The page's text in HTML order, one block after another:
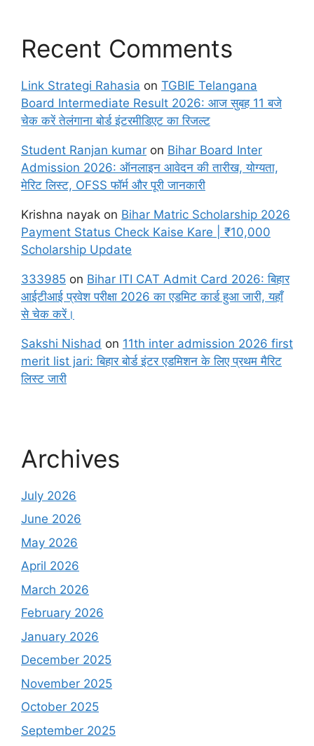
Recent Comments
Link Strategi Rahasia on TGBIE Telangana
Board Intermediate Result 2026: आज सुबह 11 बजे
चेक करें तेलंगाना बोर्ड इंटरमीडिएट का रिजल्ट
Student Ranjan kumar on Bihar Board Inter
Admission 2026: ऑनलाइन आवेदन की तारीख, योग्यता,
मेरिट लिस्ट, OFSS फॉर्म और पूरी जानकारी
Krishna nayak on Bihar Matric Scholarship 2026
Payment Status Check Kaise Kare | ₹10,000
Scholarship Update
333985 on Bihar ITI CAT Admit Card 2026: बिहार
आईटीआई प्रवेश परीक्षा 2026 का एडमिट कार्ड हुआ जारी, यहाँ
से चेक करें।
Sakshi Nishad on 11th inter admission 2026 first
merit list jari: बिहार बोर्ड इंटर एडमिशन के लिए प्रथम मैरिट
लिस्ट जारी
Archives
July 2026
June 2026
May 2026
April 2026
March 2026
February 2026
January 2026
December 2025
November 2025
October 2025
September 2025